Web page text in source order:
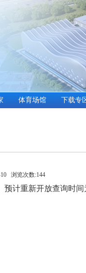
体育场馆 下载专
10 浏览次数:144
预计重新开放查询时